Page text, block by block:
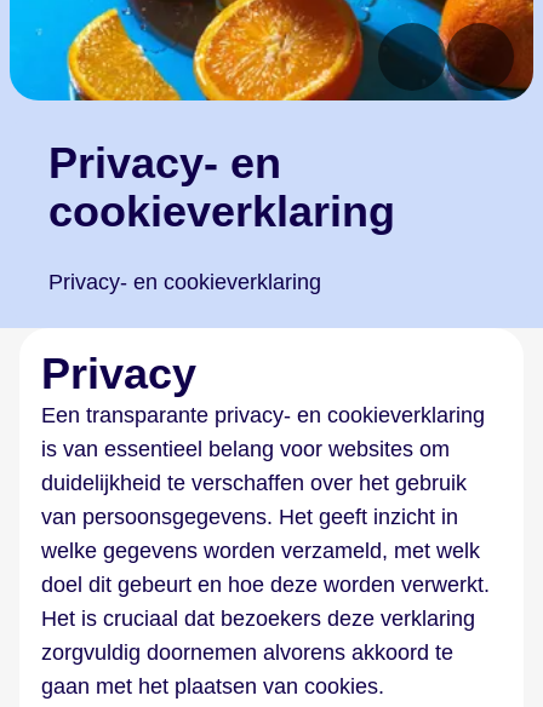
Privacy- en
cookieverklaring
Privacy- en cookieverklaring
Privacy
Een transparante privacy- en cookieverklaring
is van essentieel belang voor websites om
duidelijkheid te verschaffen over het gebruik
van persoonsgegevens. Het geeft inzicht in
welke gegevens worden verzameld, met welk
doel dit gebeurt en hoe deze worden verwerkt.
Het is cruciaal dat bezoekers deze verklaring
zorgvuldig doornemen alvorens akkoord te
gaan met het plaatsen van cookies.